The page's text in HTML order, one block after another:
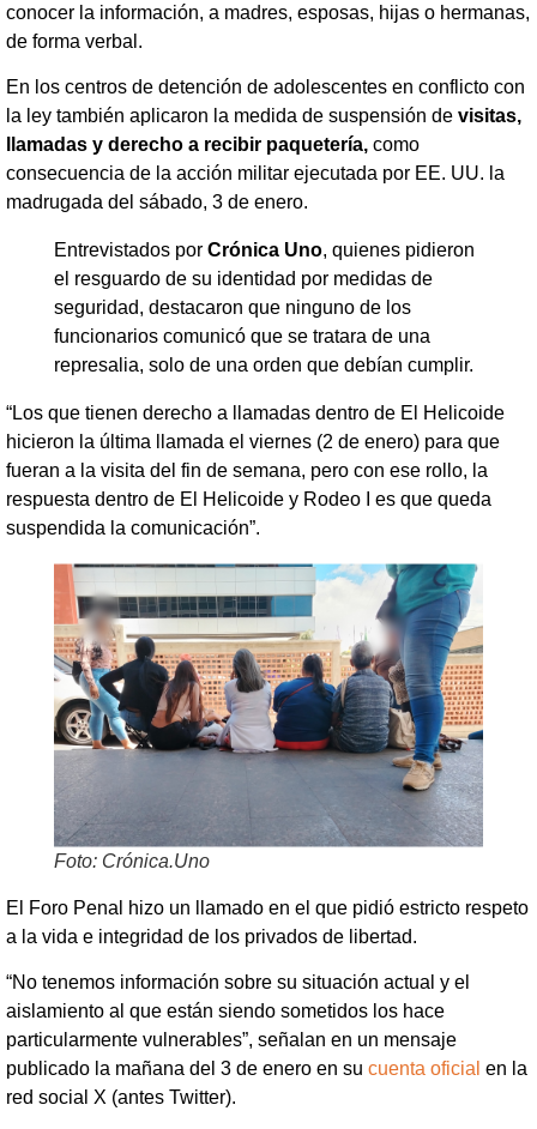
conocer la información, a madres, esposas, hijas o hermanas,
de forma verbal.
En los centros de detención de adolescentes en conflicto con
la ley también aplicaron la medida de suspensión de visitas,
llamadas y derecho a recibir paquetería, como
consecuencia de la acción militar ejecutada por EE. UU. la
madrugada del sábado, 3 de enero.
Entrevistados por Crónica Uno, quienes pidieron
el resguardo de su identidad por medidas de
seguridad, destacaron que ninguno de los
funcionarios comunicó que se tratara de una
represalia, solo de una orden que debían cumplir.
“Los que tienen derecho a llamadas dentro de El Helicoide
hicieron la última llamada el viernes (2 de enero) para que
fueran a la visita del fin de semana, pero con ese rollo, la
respuesta dentro de El Helicoide y Rodeo I es que queda
suspendida la comunicación”.
Foto: Crónica.Uno
El Foro Penal hizo un llamado en el que pidió estricto respeto
a la vida e integridad de los privados de libertad.
“No tenemos información sobre su situación actual y el
aislamiento al que están siendo sometidos los hace
particularmente vulnerables”, señalan en un mensaje
publicado la mañana del 3 de enero en su cuenta oficial en la
red social X (antes Twitter).